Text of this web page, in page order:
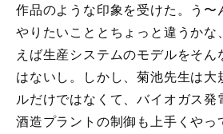
作品のような印象を受けた。う〜
やりたいこととちょっと違うかな
えば生産システムのモデルをそん
はないし。しかし、菊池先生は
ルだけではなくて、バイオガス発
酒造プラントの制御も上手くやっ